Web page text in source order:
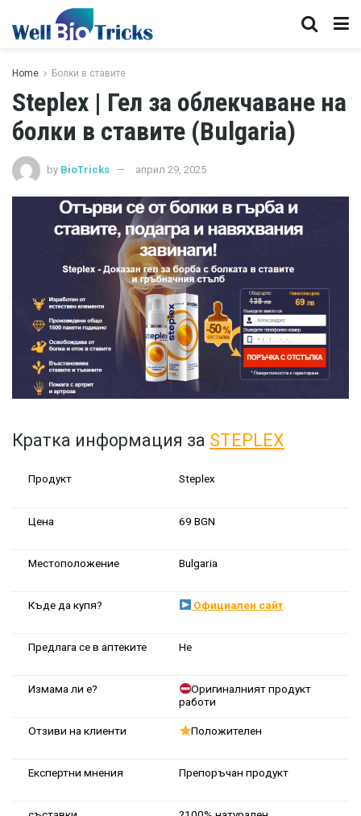
Home Болки в ставите
Steplex | Гел за облекчаване на
болки в ставите (Bulgaria)
by BioTricks април 29, 2025
Кратка информация за STEPLEX
Продукт Steplex
Цена 69 BGN
Местоположение Bulgaria
Къде да купя? Официален сайт
Предлага се в аптеките Не
Измама ли е?
Оригиналният продукт
работи
Отзиви на клиенти Положителен
Експертни мнения Препоръчан продукт